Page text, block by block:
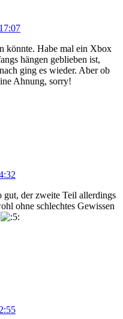
könnte. Habe mal ein Xbox
hängen geblieben ist,
ging es wieder. Aber ob
Ahnung, sorry!
der zweite Teil allerdings
ohne schlechtes Gewissen